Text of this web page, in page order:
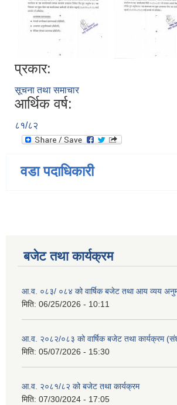
प्रकार:
सूचना तथा समाचार
आर्थिक वर्ष:
८१/८२
वडा पदाधिकारी
बजेट तथा कार्यक्रम
आ.व. ०८३/ ०८४ को वार्षिक बजेट तथा आय व्यय
मिति: 06/25/2026 - 10:11
आ.व. २०८२/०८३ को वार्षिक बजेट तथा कार्यक्रम
मिति: 05/07/2026 - 15:30
आ.व. २०८१/८२ को बजेट तथा कार्यक्रम
मिति: 07/30/2024 - 17:05